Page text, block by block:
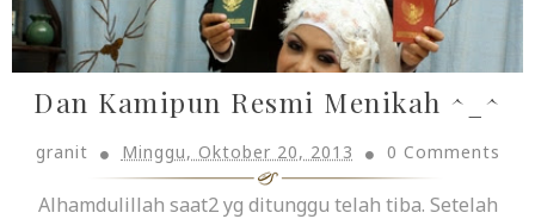
Dan Kamipun Resmi Menikah ^_^
granit Minggu, Oktober 20, 2013 0 Comments
Alhamdulillah saat2 yg ditunggu telah tiba. Setelah